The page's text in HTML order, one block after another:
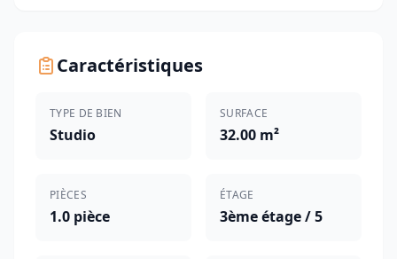
Caractéristiques
TYPE DE BIEN
Studio
SURFACE
32.00 m²
PIÈCES
1.0 pièce
ÉTAGE
3ème étage / 5